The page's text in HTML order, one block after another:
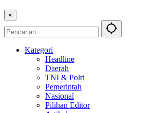
×
Kategori
Headline
Daerah
TNI & Polri
Pemerintah
Nasional
Pilihan Editor